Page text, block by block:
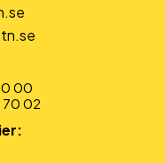
00
02